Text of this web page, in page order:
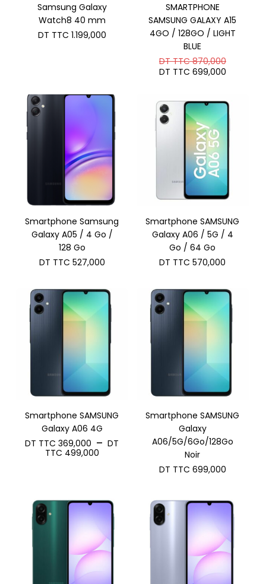
Samsung Galaxy
Watch8 40 mm
DT TTC 1.199,000
SMARTPHONE
SAMSUNG GALAXY A15
4GO / 128GO / LIGHT
BLUE
DT TTC870,000Le
prix
DT
TTC
DT TTC 699,000Le
est :
DT
TTC
Smartphone Samsung
Galaxy A05 / 4 Go /
128 Go
DT TTC 527,000
Smartphone SAMSUNG
Galaxy A06 / 5G / 4
Go / 64 Go
DT TTC 570,000
Smartphone SAMSUNG
Galaxy A06 4G
DT TTC 369,000 – DT
TTC 499,000Plage
à
DT
TTC 499,000
Smartphone SAMSUNG
Galaxy
A06/5G/6Go/128Go
Noir
DT TTC 699,000